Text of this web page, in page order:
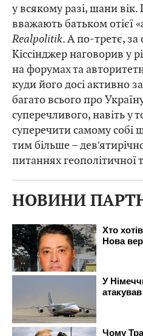
у всякому разі, шани
вважають батьком отієї
Realpolitik. А по-третє, за
Кіссінджер наговорив у
на форумах та
куди його досі активно
багато всього про
суперечливого, навіть у
суперечити самому собі
тим більше –
питаннях геополітичної
НОВИНИ